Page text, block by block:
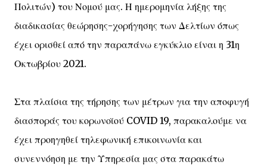
Πολιτών) του Νομού μας. Η ημερομηνία λήξης της
διαδικασίας θεώρησης-χορήγησης των Δελτίων όπως
έχει ορισθεί από την παραπάνω εγκύκλιο είναι η 31η
Οκτωβρίου 2021.
Στα πλαίσια της τήρησης των μέτρων για την αποφυγή
διασποράς του κορωνοϊού COVID 19, παρακαλούμε να
έχει προηγηθεί τηλεφωνική επικοινωνία και
συνεννόηση με την Υπηρεσία μας στα παρακάτω